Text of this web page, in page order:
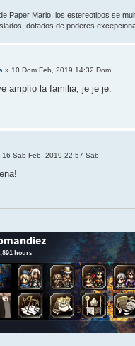
Paper Mario, los estereotipos se
dotados de poderes
» 10 Dom Feb, 2019 14:32 Dom
amplío la familia, je je je.
16 Sab Feb, 2019 22:57 Sab